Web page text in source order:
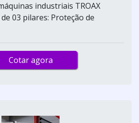
industriais TROAX
03 pilares: Proteção de
Cotar agora